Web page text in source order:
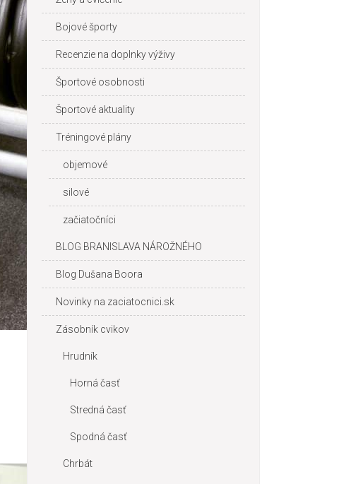
Bojové športy
Recenzie na doplnky výživy
Športové osobnosti
Športové aktuality
Tréningové plány
objemové
silové
začiatočníci
BLOG BRANISLAVA NÁROŽNÉHO
Blog Dušana Boora
Novinky na zaciatocnici.sk
Zásobník cvikov
Hrudník
Horná časť
Stredná časť
Spodná časť
Chrbát